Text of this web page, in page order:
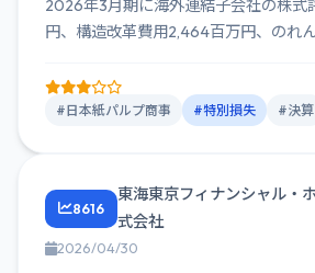
2026年3月期に海外連結子会社の株式
円、構造改革費用2,464百万円、のれ
#日本紙パルプ商事 #特別損失 #決算
8616
東海東京フィナンシャル・
式会社
2026/04/30